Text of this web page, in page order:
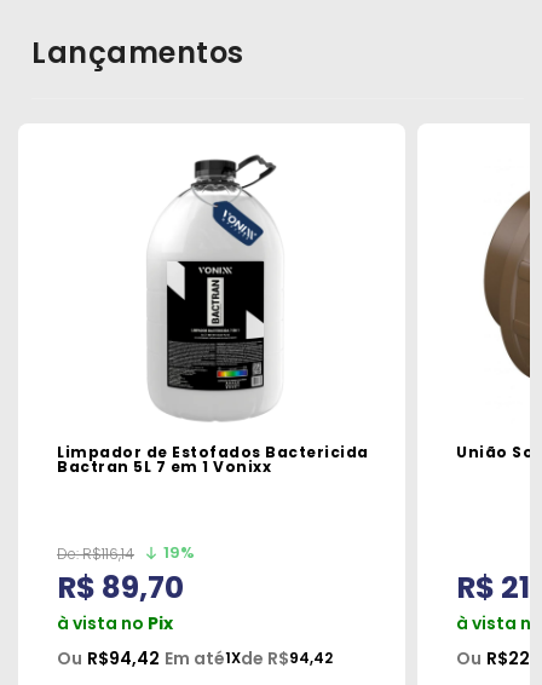
Lançamentos
Limpador de Estofados Bactericida
Bactran 5L 7 em 1 Vonixx
De:R$116,14 19%
R$ 89,70
à vista no Pix
Ou R$94,42 Em até1Xde R$94,42
União
R$
à vista
Ou